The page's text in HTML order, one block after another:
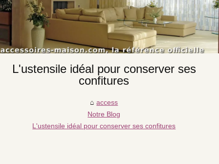
L'ustensile idéal pour conserver ses
confitures
access
Notre Blog
L'ustensile idéal pour conserver ses confitures